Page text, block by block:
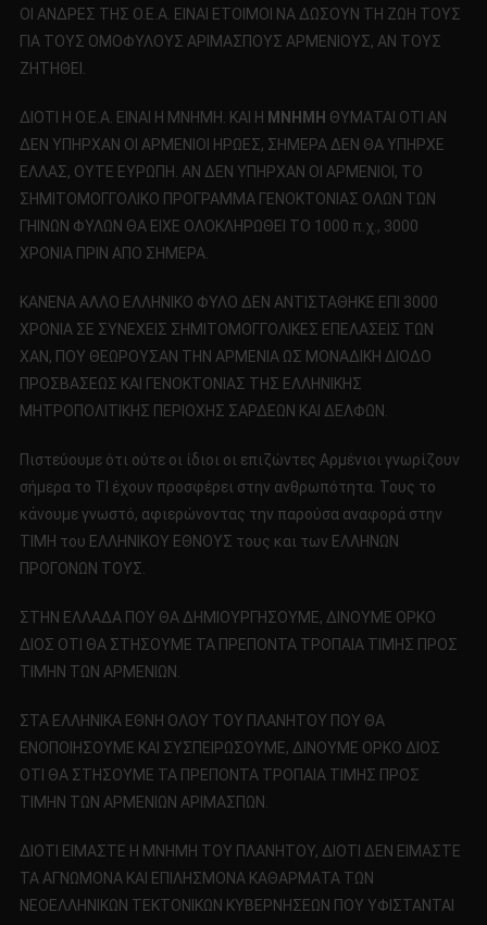
ΟΙ ΑΝΔΡΕΣ ΤΗΣ Ο.Ε.Α. ΕΙΝΑΙ ΕΤΟΙΜΟΙ ΝΑ ΔΩΣΟΥΝ ΤΗ ΖΩΗ ΤΟΥΣ
ΓΙΑ ΤΟΥΣ ΟΜΟΦΥΛΟΥΣ ΑΡΙΜΑΣΠΟΥΣ ΑΡΜΕΝΙΟΥΣ, ΑΝ ΤΟΥΣ
ΖΗΤΗΘΕΙ.
ΔΙΟΤΙ Η Ο.Ε.Α. ΕΙΝΑΙ Η ΜΝΗΜΗ. ΚΑΙ Η ΜΝΗΜΗ ΘΥΜΑΤΑΙ ΟΤΙ ΑΝ
ΔΕΝ ΥΠΗΡΧΑΝ ΟΙ ΑΡΜΕΝΙΟΙ ΗΡΩΕΣ, ΣΗΜΕΡΑ ΔΕΝ ΘΑ ΥΠΗΡΧΕ
ΕΛΛΑΣ, ΟΥΤΕ ΕΥΡΩΠΗ. ΑΝ ΔΕΝ ΥΠΗΡΧΑΝ ΟΙ ΑΡΜΕΝΙΟΙ, ΤΟ
ΣΗΜΙΤΟΜΟΓΓΟΛΙΚΟ ΠΡΟΓΡΑΜΜΑ ΓΕΝΟΚΤΟΝΙΑΣ ΟΛΩΝ ΤΩΝ
ΓΗΙΝΩΝ ΦΥΛΩΝ ΘΑ ΕΙΧΕ ΟΛΟΚΛΗΡΩΘΕΙ ΤΟ 1000 π.χ., 3000
ΧΡΟΝΙΑ ΠΡΙΝ ΑΠΟ ΣΗΜΕΡΑ.
ΚΑΝΕΝΑ ΑΛΛΟ ΕΛΛΗΝΙΚΟ ΦΥΛΟ ΔΕΝ ΑΝΤΙΣΤΑΘΗΚΕ ΕΠΙ 3000
ΧΡΟΝΙΑ ΣΕ ΣΥΝΕΧΕΙΣ ΣΗΜΙΤΟΜΟΓΓΟΛΙΚΕΣ ΕΠΕΛΑΣΕΙΣ ΤΩΝ
ΧΑΝ, ΠΟΥ ΘΕΩΡΟΥΣΑΝ ΤΗΝ ΑΡΜΕΝΙΑ ΩΣ ΜΟΝΑΔΙΚΗ ΔΙΟΔΟ
ΠΡΟΣΒΑΣΕΩΣ ΚΑΙ ΓΕΝΟΚΤΟΝΙΑΣ ΤΗΣ ΕΛΛΗΝΙΚΗΣ
ΜΗΤΡΟΠΟΛΙΤΙΚΗΣ ΠΕΡΙΟΧΗΣ ΣΑΡΔΕΩΝ ΚΑΙ ΔΕΛΦΩΝ.
Πιστεύουμε ότι ούτε οι ίδιοι οι επιζώντες Αρμένιοι γνωρίζουν
σήμερα το ΤΙ έχουν προσφέρει στην ανθρωπότητα. Τους το
κάνουμε γνωστό, αφιερώνοντας την παρούσα αναφορά στην
ΤΙΜΗ του ΕΛΛΗΝΙΚΟΥ ΕΘΝΟΥΣ τους και των ΕΛΛΗΝΩΝ
ΠΡΟΓΟΝΩΝ ΤΟΥΣ.
ΣΤΗΝ ΕΛΛΑΔΑ ΠΟΥ ΘΑ ΔΗΜΙΟΥΡΓΗΣΟΥΜΕ, ΔΙΝΟΥΜΕ ΟΡΚΟ
ΔΙΟΣ ΟΤΙ ΘΑ ΣΤΗΣΟΥΜΕ ΤΑ ΠΡΕΠΟΝΤΑ ΤΡΟΠΑΙΑ ΤΙΜΗΣ ΠΡΟΣ
ΤΙΜΗΝ ΤΩΝ ΑΡΜΕΝΙΩΝ.
ΣΤΑ ΕΛΛΗΝΙΚΑ ΕΘΝΗ ΟΛΟΥ ΤΟΥ ΠΛΑΝΗΤΟΥ ΠΟΥ ΘΑ
ΕΝΟΠΟΙΗΣΟΥΜΕ ΚΑΙ ΣΥΣΠΕΙΡΩΣΟΥΜΕ, ΔΙΝΟΥΜΕ ΟΡΚΟ ΔΙΟΣ
ΟΤΙ ΘΑ ΣΤΗΣΟΥΜΕ ΤΑ ΠΡΕΠΟΝΤΑ ΤΡΟΠΑΙΑ ΤΙΜΗΣ ΠΡΟΣ
ΤΙΜΗΝ ΤΩΝ ΑΡΜΕΝΙΩΝ ΑΡΙΜΑΣΠΩΝ.
ΔΙΟΤΙ ΕΙΜΑΣΤΕ Η ΜΝΗΜΗ ΤΟΥ ΠΛΑΝΗΤΟΥ, ΔΙΟΤΙ ΔΕΝ ΕΙΜΑΣΤΕ
ΤΑ ΑΓΝΩΜΟΝΑ ΚΑΙ ΕΠΙΛΗΣΜΟΝΑ ΚΑΘΑΡΜΑΤΑ ΤΩΝ
ΝΕΟΕΛΛΗΝΙΚΩΝ ΤΕΚΤΟΝΙΚΩΝ ΚΥΒΕΡΝΗΣΕΩΝ ΠΟΥ ΥΦΙΣΤΑΝΤΑΙ